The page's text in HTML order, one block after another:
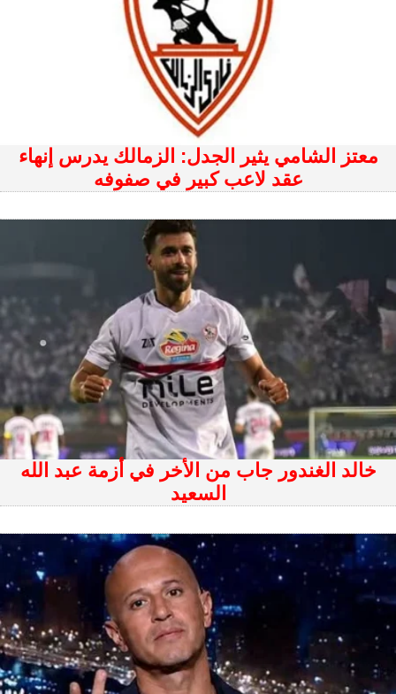
معتز الشامي يثير الجدل: الزمالك يدرس إنهاء
عقد لاعب كبير في صفوفه
خالد الغندور جاب من الأخر في أزمة عبد الله
السعيد